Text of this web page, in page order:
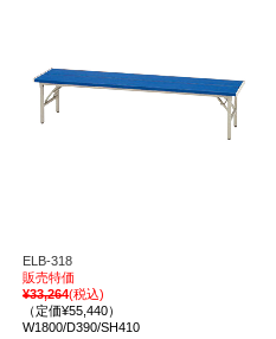
ELB-318
販売特価
¥33,264(税込)
（定価¥55,440）
W1800/D390/SH410